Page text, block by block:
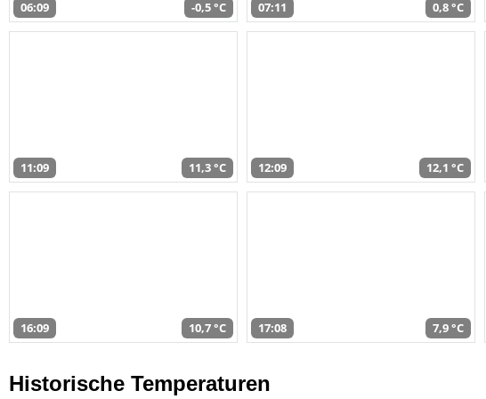
06:09 -0,5 °C 07:11 0,8 °C
11:09 11,3 °C 12:09 12,1 °C
16:09 10,7 °C 17:08 7,9 °C
Historische Temperaturen